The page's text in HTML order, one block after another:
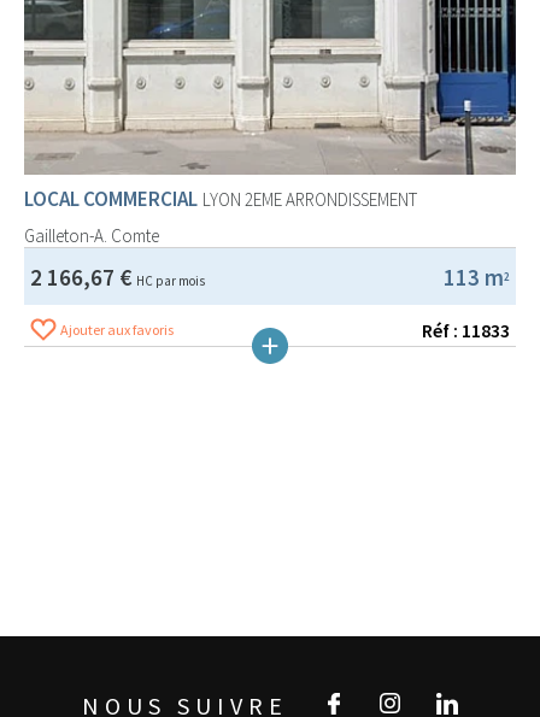
LOCAL COMMERCIAL LYON 2EME ARRONDISSEMENT
Gailleton-A. Comte
113 m2
2 166,67 € HC par mois
Ajouter aux favoris Réf : 11833
NOUS SUIVRE